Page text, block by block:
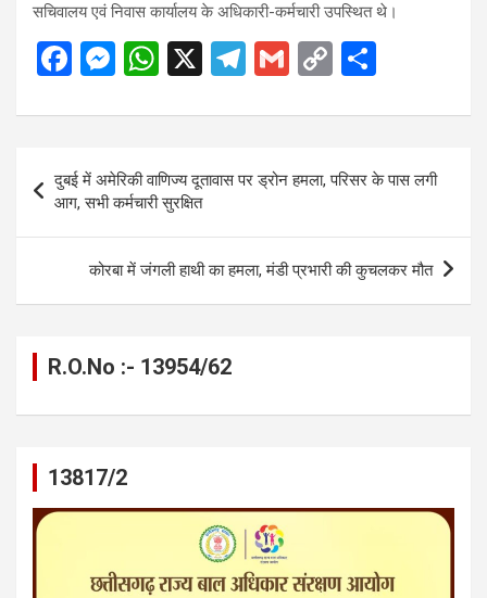
सचिवालय एवं निवास कार्यालय के अधिकारी-कर्मचारी उपस्थित थे।
F
ce
b
o
o
k
M
se
n
g
er
W
at
s
A
p
p
X
T
e
gr
a
m
G
ail
C
py
Li
n
k
ar
e
navigation
दुबई में अमेरिकी वाणिज्य दूतावास पर ड्रोन हमला, परिसर के पास लगी
आग, सभी कर्मचारी सुरक्षित
कोरबा में जंगली हाथी का हमला, मंडी प्रभारी की कुचलकर मौत
R.O.No :- 13954/62
13817/2